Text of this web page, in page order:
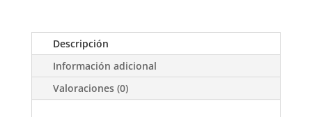
Descripción
Información adicional
Valoraciones (0)